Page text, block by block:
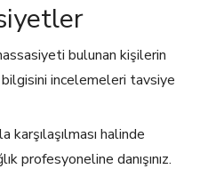
bulunan kişilerin
incelemeleri tavsiye
halinde
profesyoneline danışınız.